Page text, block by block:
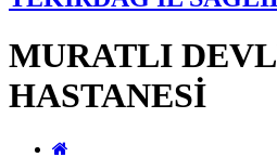
MURATLI
HASTANESİ